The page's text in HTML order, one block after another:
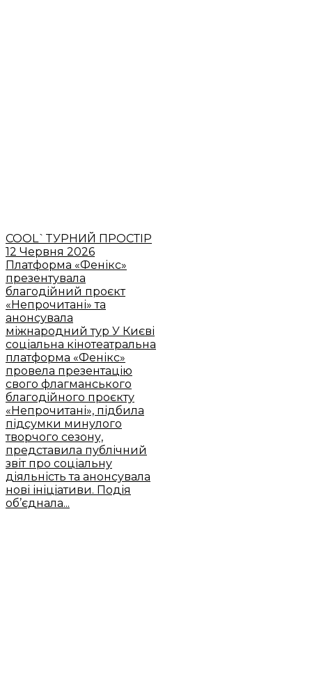
COOL`TУРНИЙ ПРОСТІР
12 Червня 2026
Платформа «Фенікс»
презентувала
благодійний проєкт
«Непрочитані» та
анонсувала
міжнародний тур У Києві
соціальна кінотеатральна
платформа «Фенікс»
провела презентацію
свого флагманського
благодійного проєкту
«Непрочитані», підбила
підсумки минулого
творчого сезону,
представила публічний
звіт про соціальну
діяльність та анонсувала
нові ініціативи. Подія
об’єднала...